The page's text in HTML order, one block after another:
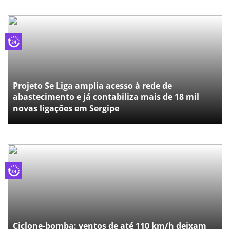
Projeto Se Liga amplia acesso à rede de
abastecimento e já contabiliza mais de 18 mil
novas ligações em Sergipe
Ciclone-bomba: ventos de até 110 km/h deixam